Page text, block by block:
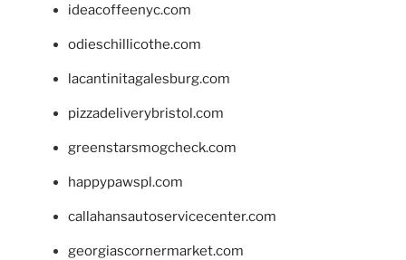
ideacoffeenyc.com
odieschillicothe.com
lacantinitagalesburg.com
pizzadeliverybristol.com
greenstarsmogcheck.com
happypawspl.com
callahansautoservicecenter.com
georgiascornermarket.com